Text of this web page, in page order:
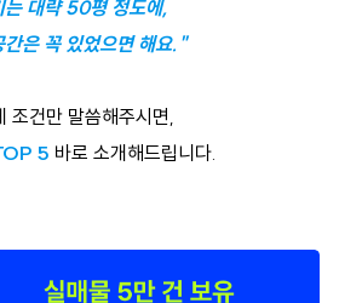
는 대략 50평 정도에,
간은 꼭 있었으면 해요."
조건만 말씀해주시면,
5 바로 소개해드립니다.